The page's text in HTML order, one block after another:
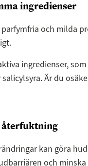
ingredienser
parfymfria och milda
ingredienser,
Är du
återfuktning
kan göra
och